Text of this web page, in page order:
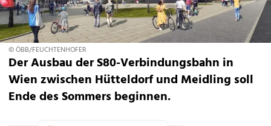
© ÖBB/FEUCHTENHOFER
Der Ausbau der S80-Verbindungsbahn in
Wien zwischen Hütteldorf und Meidling soll
Ende des Sommers beginnen.